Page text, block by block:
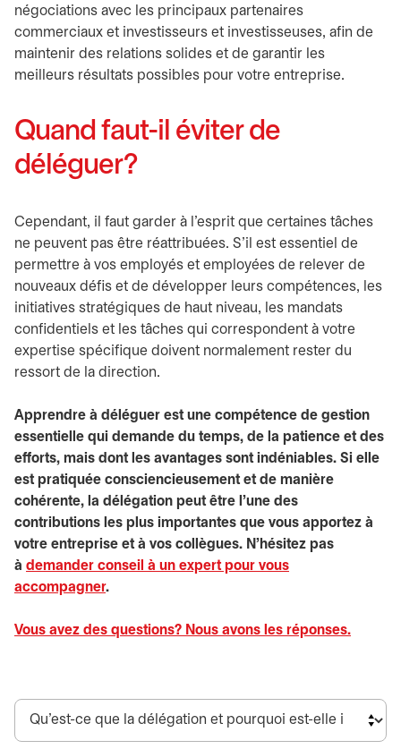
négociations avec les principaux partenaires
commerciaux et investisseurs et investisseuses, afin de
maintenir des relations solides et de garantir les
meilleurs résultats possibles pour votre entreprise.
Quand faut-il éviter de
déléguer?
Cependant, il faut garder à l’esprit que certaines tâches
ne peuvent pas être réattribuées. S’il est essentiel de
permettre à vos employés et employées de relever de
nouveaux défis et de développer leurs compétences, les
initiatives stratégiques de haut niveau, les mandats
confidentiels et les tâches qui correspondent à votre
expertise spécifique doivent normalement rester du
ressort de la direction.
Apprendre à déléguer est une compétence de gestion
essentielle qui demande du temps, de la patience et des
efforts, mais dont les avantages sont indéniables. Si elle
est pratiquée consciencieusement et de manière
cohérente, la délégation peut être l’une des
contributions les plus importantes que vous apportez à
votre entreprise et à vos collègues. N’hésitez pas
à demander conseil à un expert pour vous
accompagner.
Vous avez des questions? Nous avons les réponses.